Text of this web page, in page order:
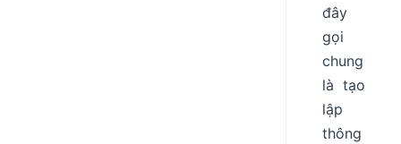
đây
gọi
chung
là tạo
lập
thông